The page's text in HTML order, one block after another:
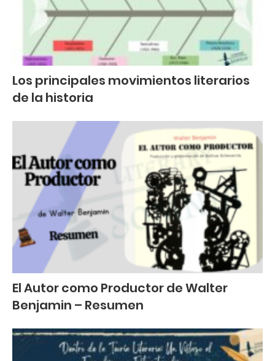
Los principales movimientos literarios
de la historia
El Autor como Productor de Walter
Benjamin – Resumen